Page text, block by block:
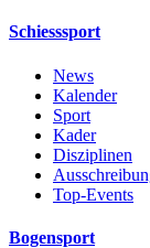
Schiesssport
News
Kalender
Sport
Kader
Disziplinen
Top-Events
Bogensport